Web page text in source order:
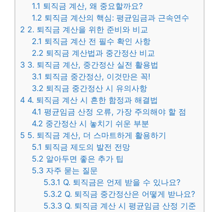
1.1 퇴직금 계산, 왜 중요할까요?
1.2 퇴직금 계산의 핵심: 평균임금과 근속연수
2 2. 퇴직금 계산을 위한 준비와 비교
2.1 퇴직금 계산 전 필수 확인 사항
2.2 퇴직금 계산법과 중간정산 비교
3 3. 퇴직금 계산, 중간정산 실전 활용법
3.1 퇴직금 중간정산, 이것만은 꼭!
3.2 퇴직금 중간정산 시 유의사항
4 4. 퇴직금 계산 시 흔한 함정과 해결법
4.1 평균임금 산정 오류, 가장 주의해야 할 점
4.2 중간정산 시 놓치기 쉬운 부분
5 5. 퇴직금 계산, 더 스마트하게 활용하기
5.1 퇴직금 제도의 발전 전망
5.2 알아두면 좋은 추가 팁
5.3 자주 묻는 질문
5.3.1 Q. 퇴직금은 언제 받을 수 있나요?
5.3.2 Q. 퇴직금 중간정산은 어떻게 받나요?
5.3.3 Q. 퇴직금 계산 시 평균임금 산정 기준